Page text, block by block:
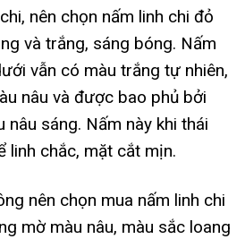
nên chọn nấm linh chi đỏ
và trắng, sáng bóng. Nấm
vẫn có màu trắng tự nhiên,
nâu và được bao phủ bởi
sáng. Nấm này khi thái
linh chắc, mặt cắt mịn.
nên chọn mua nấm linh chi
mờ màu nâu, màu sắc loang